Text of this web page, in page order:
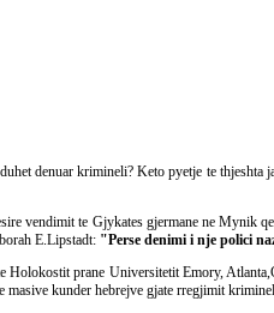
denuar krimineli? Keto pyetje te
vendimit te Gjykates gjermane ne
E.Lipstadt: "Perse denimi i nje polici
Holokostit prane Universitetit Emory,
kunder hebrejve gjate rregjimit